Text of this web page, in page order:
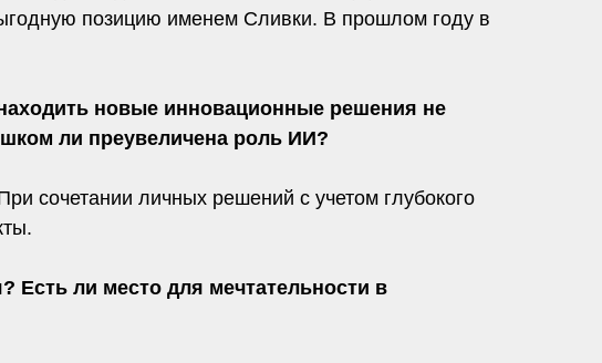
позицию именем Сливки. В прошлом году в
новые инновационные решения не
ли преувеличена роль ИИ?
сочетании личных решений с учетом глубокого
Есть ли место для мечтательности в